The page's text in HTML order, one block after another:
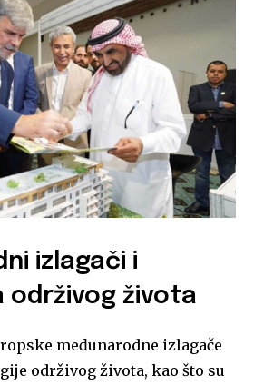
izlagači i
održivog života
međunarodne izlagače
održivog života, kao što su